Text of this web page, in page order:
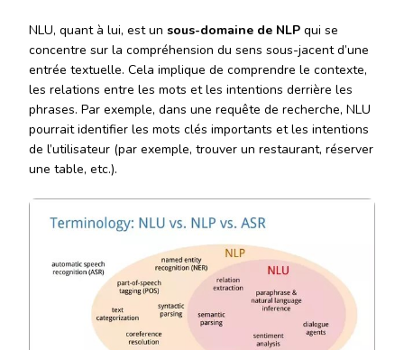
NLU, quant à lui, est un sous-domaine de NLP qui se
concentre sur la compréhension du sens sous-jacent d’une
entrée textuelle. Cela implique de comprendre le contexte,
les relations entre les mots et les intentions derrière les
phrases. Par exemple, dans une requête de recherche, NLU
pourrait identifier les mots clés importants et les intentions
de l’utilisateur (par exemple, trouver un restaurant, réserver
une table, etc.).